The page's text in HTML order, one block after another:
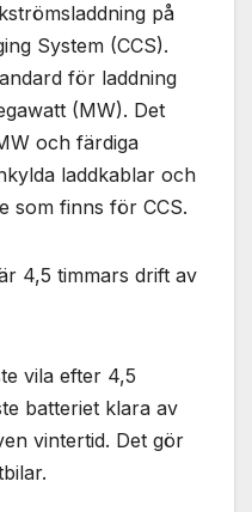
på
System (CCS).
för laddning
(MW). Det
och färdiga
laddkablar och
som finns för CCS.
4,5 timmars drift av
vila efter 4,5
batteriet klara av
vintertid. Det gör